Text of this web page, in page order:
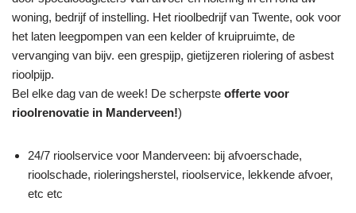
woning, bedrijf of instelling. Het rioolbedrijf van Twente, ook voor
het laten leegpompen van een kelder of kruipruimte, de
vervanging van bijv. een grespijp, gietijzeren riolering of asbest
rioolpijp.
Bel elke dag van de week! De scherpste offerte voor
rioolrenovatie in Manderveen!)
24/7 rioolservice voor Manderveen: bij afvoerschade,
rioolschade, rioleringsherstel, rioolservice, lekkende afvoer,
etc etc